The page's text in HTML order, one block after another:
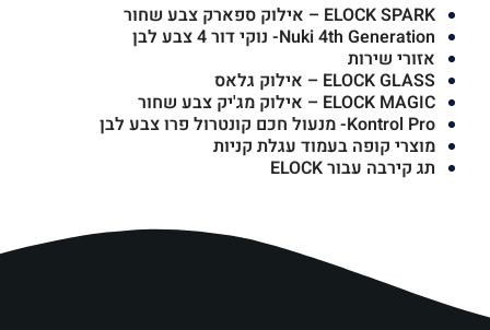
ELOCK SPARK – אילוק ספארק צבע שחור
Nuki 4th Generation- נוקי דור 4 צבע לבן
אזורי שירות
ELOCK GLASS – אילוק גלאס
ELOCK MAGIC – אילוק מג'יק צבע שחור
Kontrol Pro- מנעול חכם קונטרול פרו צבע לבן
מוצרי קופה בעמוד עגלת קניות
תג קירבה עבור ELOCK